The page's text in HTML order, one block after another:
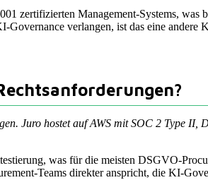
zertifizierten Management-Systems, was
verlangen, ist das eine
Juro hostet auf AWS mit SOC 2 Type
was für die meisten DSGVO-
Teams direkter anspricht, die KI-